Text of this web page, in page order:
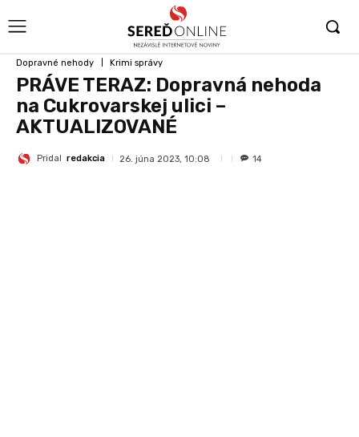
Dopravné nehody Krimi správy
PRÁVE TERAZ: Dopravná nehoda
na Cukrovarskej ulici –
AKTUALIZOVANÉ
Pridal redakcia 26. júna 2023, 10:08 14